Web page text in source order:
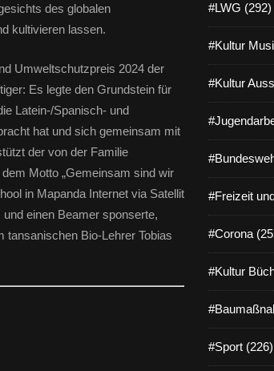
des globalen
kultivieren lassen.
Umweltschutzpreis 2024 der
Es legte den Grundstein für
Latein-/Spanisch- und
hat und sich gemeinsam mit
der von der Familie
dem Motto „Gemeinsam sind wir
in Mapanda Internet via Satellit
einen Beamer sponserte,
tansanischen Bio-Lehrer Tobias
#LWG (292)
#Kultur
#Kultur
#Freizeit
#Corona
#Kultur
#Sport (226)